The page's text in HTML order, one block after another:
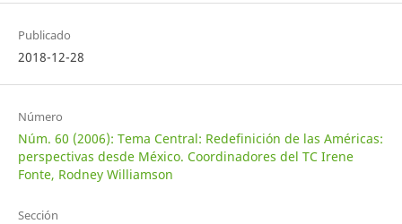
Publicado
2018-12-28
Número
Núm. 60 (2006): Tema Central: Redefinición de las Américas:
perspectivas desde México. Coordinadores del TC Irene
Fonte, Rodney Williamson
Sección